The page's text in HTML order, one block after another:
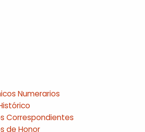
Numerarios
Correspondientes
de Honor